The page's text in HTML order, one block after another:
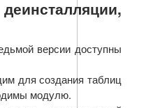
версии доступны
для создания таблиц
модулю.